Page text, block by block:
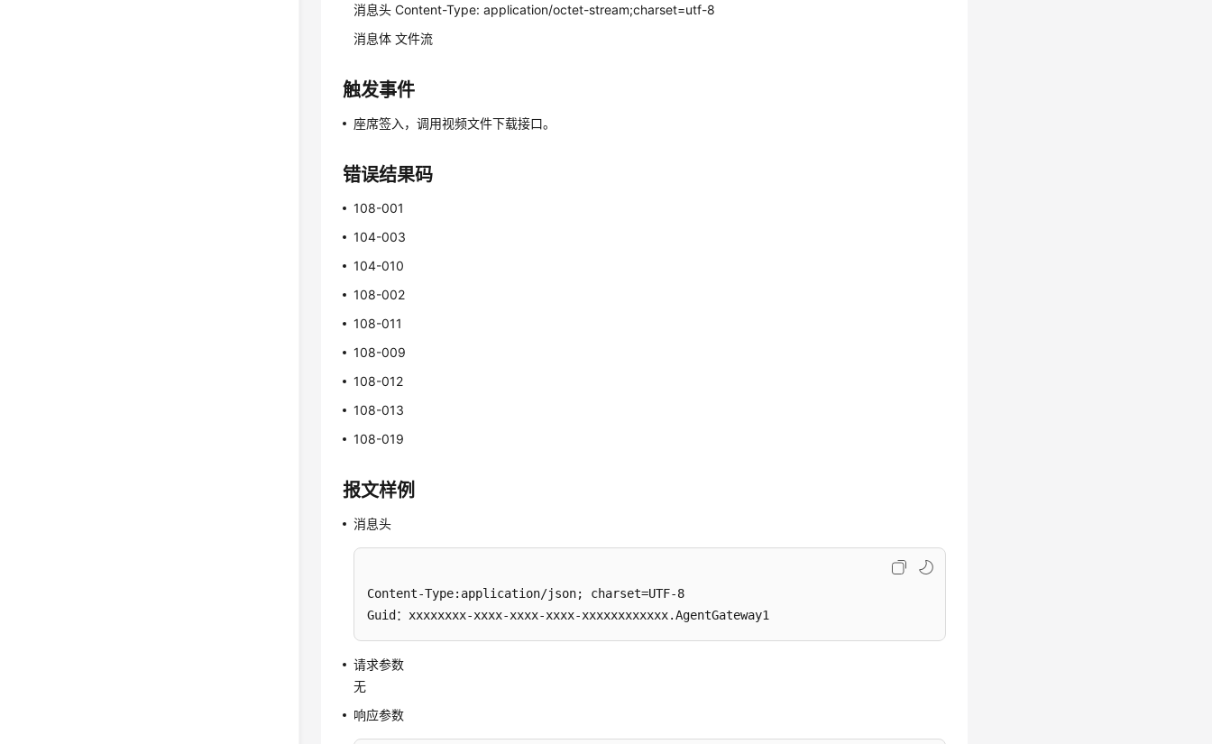
消息头 Content-Type: application/octet-stream;charset=utf-8
消息体 文件流
触发事件
座席签入，调用视频文件下载接口。
错误结果码
108-001
104-003
104-010
108-002
108-011
108-009
108-012
108-013
108-019
报文样例
消息头
Content-Type:application/json; charset=UTF-8
Guid：xxxxxxxx-xxxx-xxxx-xxxx-xxxxxxxxxxxx.AgentGateway1
请求参数
无
响应参数